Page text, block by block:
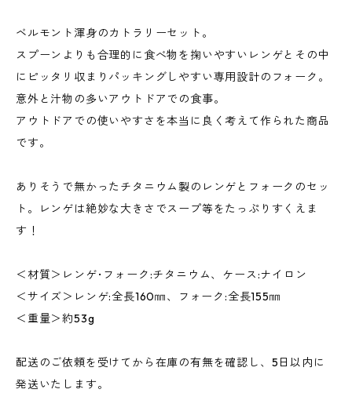
ベルモント渾身のカトラリーセット。
スプーンよりも合理的に食べ物を掬いやすいレンゲとその中
にピッタリ収まりパッキングしやすい専用設計のフォーク。
意外と汁物の多いアウトドアでの食事。
アウトドアでの使いやすさを本当に良く考えて作られた商品
です。
ありそうで無かったチタニウム製のレンゲとフォークのセッ
ト。レンゲは絶妙な大きさでスープ等をたっぷりすくえま
す！
＜材質＞レンゲ･フォーク:チタニウム、ケース:ナイロン
＜サイズ＞レンゲ:全長160㎜、フォーク:全長155㎜
＜重量＞約53g
配送のご依頼を受けてから在庫の有無を確認し、5日以内に
発送いたします。